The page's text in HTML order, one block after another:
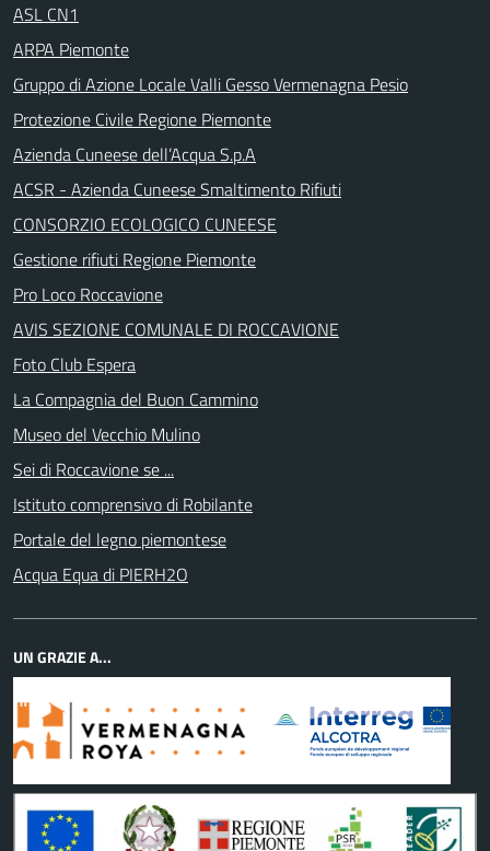
ASL CN1
ARPA Piemonte
Gruppo di Azione Locale Valli Gesso Vermenagna Pesio
Protezione Civile Regione Piemonte
Azienda Cuneese dell’Acqua S.p.A
ACSR - Azienda Cuneese Smaltimento Rifiuti
CONSORZIO ECOLOGICO CUNEESE
Gestione rifiuti Regione Piemonte
Pro Loco Roccavione
AVIS SEZIONE COMUNALE DI ROCCAVIONE
Foto Club Espera
La Compagnia del Buon Cammino
Museo del Vecchio Mulino
Sei di Roccavione se ...
Istituto comprensivo di Robilante
Portale del legno piemontese
Acqua Equa di PIERH2O
UN GRAZIE A...